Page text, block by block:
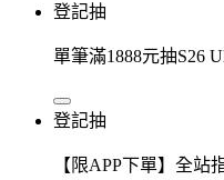
登記抽
單筆滿1888元抽S26
登記抽
【限APP下單】全站